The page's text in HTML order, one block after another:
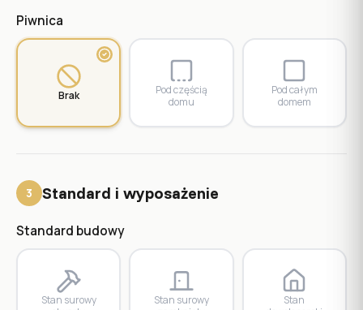
Piwnica
Brak
Pod częścią
domu
Pod całym
domem
3 Standard i wyposażenie
Standard budowy
Stan surowy
Stan surowy
Stan